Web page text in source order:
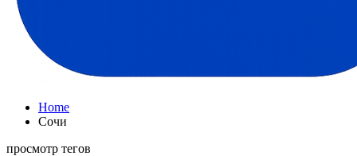
Home
Сочи
просмотр тегов